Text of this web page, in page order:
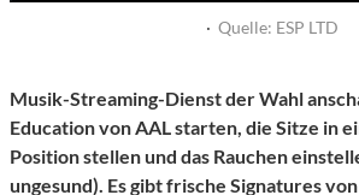
· Quelle: ESP LTD
Musik-Streaming-Dienst der Wahl
Education von AAL starten, die Sitze in
Position stellen und das Rauchen
ungesund). Es gibt frische Signatures von